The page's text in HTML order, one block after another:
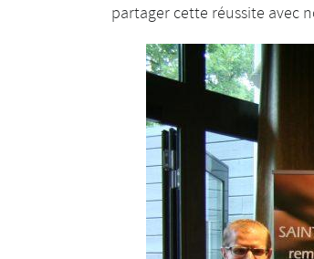
partager cette réussite avec